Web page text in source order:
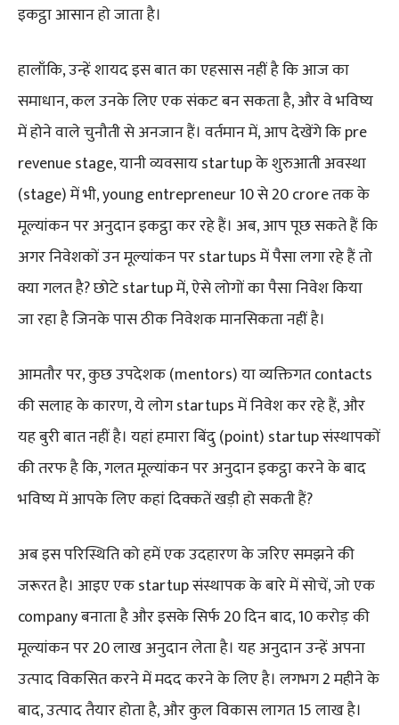
इकट्ठा आसान हो जाता है।
हालाँकि, उन्हें शायद इस बात का एहसास नहीं है कि आज का
समाधान, कल उनके लिए एक संकट बन सकता है, और वे भविष्य
में होने वाले चुनौती से अनजान हैं। वर्तमान में, आप देखेंगे कि pre
revenue stage, यानी व्यवसाय startup के शुरुआती अवस्था
(stage) में भी, young entrepreneur 10 से 20 crore तक के
मूल्यांकन पर अनुदान इकट्ठा कर रहे हैं। अब, आप पूछ सकते हैं कि
अगर निवेशकों उन मूल्यांकन पर startups में पैसा लगा रहे हैं तो
क्या गलत है? छोटे startup में, ऐसे लोगों का पैसा निवेश किया
जा रहा है जिनके पास ठीक निवेशक मानसिकता नहीं है।
आमतौर पर, कुछ उपदेशक (mentors) या व्यक्तिगत contacts
की सलाह के कारण, ये लोग startups में निवेश कर रहे हैं, और
यह बुरी बात नहीं है। यहां हमारा बिंदु (point) startup संस्थापकों
की तरफ है कि, गलत मूल्यांकन पर अनुदान इकट्ठा करने के बाद
भविष्य में आपके लिए कहां दिक्कतें खड़ी हो सकती हैं?
अब इस परिस्थिति को हमें एक उदहारण के जरिए समझने की
जरूरत है। आइए एक startup संस्थापक के बारे में सोचें, जो एक
company बनाता है और इसके सिर्फ 20 दिन बाद, 10 करोड़ की
मूल्यांकन पर 20 लाख अनुदान लेता है। यह अनुदान उन्हें अपना
उत्पाद विकसित करने में मदद करने के लिए है। लगभग 2 महीने के
बाद, उत्पाद तैयार होता है, और कुल विकास लागत 15 लाख है।